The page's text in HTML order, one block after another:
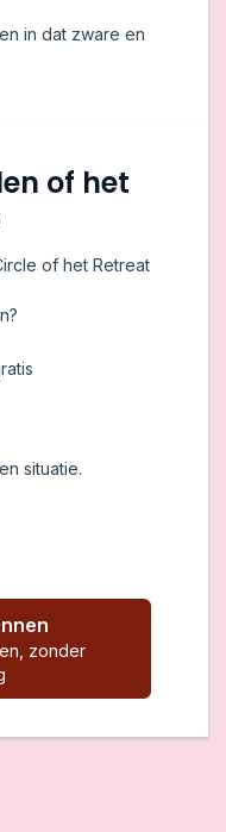
in dat zware en
of het
of het Retreat
situatie.
zonder